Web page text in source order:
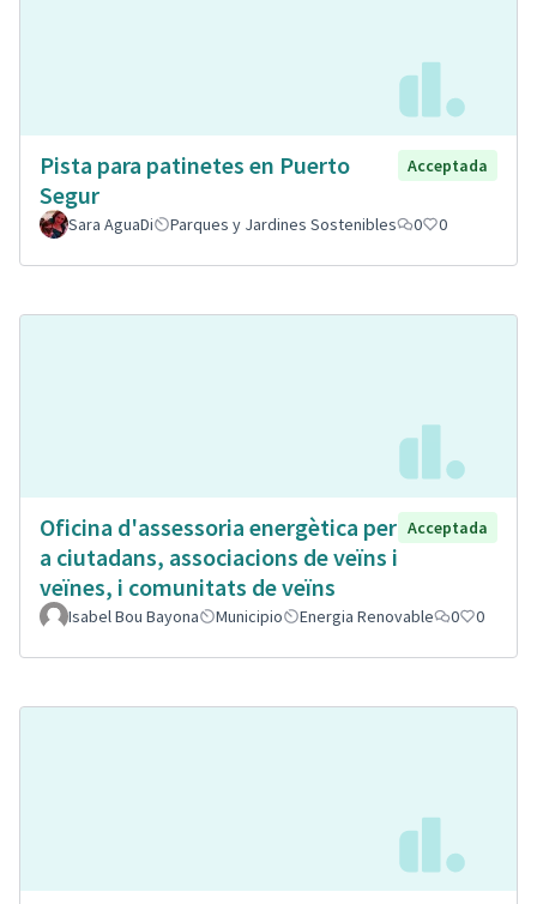
Pista para patinetes en Puerto
Segur
Acceptada
Sara AguaDi Parques y Jardines Sostenibles 0 0
Oficina d'assessoria energètica per
a ciutadans, associacions de veïns i
veïnes, i comunitats de veïns
Acceptada
Isabel Bou Bayona Municipio Energia Renovable 0 0